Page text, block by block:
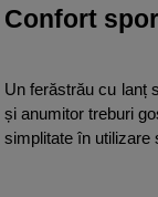
Confort
Un ferăstrău cu lanț
și anumitor treburi
simplitate în utilizare